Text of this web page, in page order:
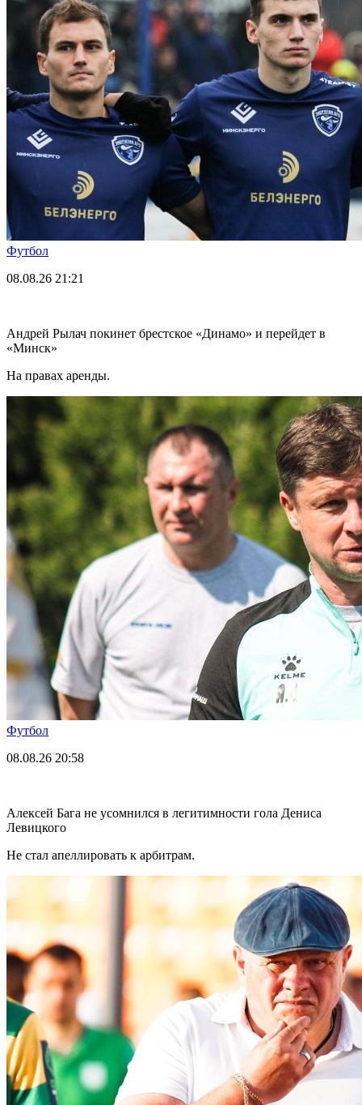
Футбол
08.08.26 21:21
Андрей Рылач покинет брестское «Динамо» и перейдет в
«Минск»
На правах аренды.
Футбол
08.08.26 20:58
Алексей Бага не усомнился в легитимности гола Дениса
Левицкого
Не стал апеллировать к арбитрам.